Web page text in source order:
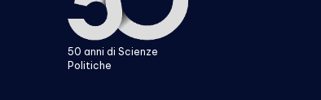
50 anni di Scienze
Politiche